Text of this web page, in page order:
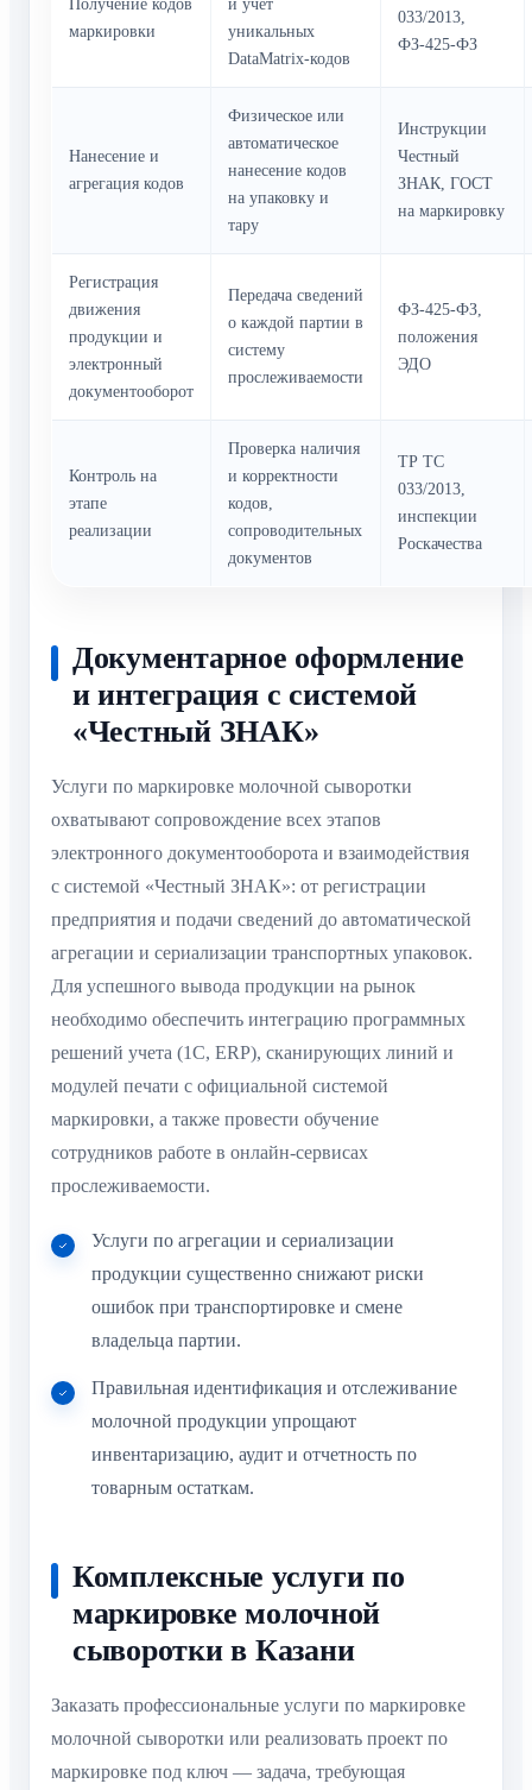
Получение кодов
маркировки
и учет
уникальных
DataMatrix-кодов
033/2013,
ФЗ-425-ФЗ
Нанесение и
агрегация кодов
Физическое или
автоматическое
нанесение кодов
на упаковку и
тару
Инструкции
Честный
ЗНАК, ГОСТ
на маркировку
Регистрация
движения
продукции и
электронный
документооборот
Передача сведений
о каждой партии в
систему
прослеживаемости
ФЗ-425-ФЗ,
положения
ЭДО
Контроль на
этапе
реализации
Проверка наличия
и корректности
кодов,
сопроводительных
документов
ТР ТС
033/2013,
инспекции
Роскачества
Документарное оформление
и интеграция с системой
«Честный ЗНАК»
Услуги по маркировке молочной сыворотки
охватывают сопровождение всех этапов
электронного документооборота и взаимодействия
с системой «Честный ЗНАК»: от регистрации
предприятия и подачи сведений до автоматической
агрегации и сериализации транспортных упаковок.
Для успешного вывода продукции на рынок
необходимо обеспечить интеграцию программных
решений учета (1С, ERP), сканирующих линий и
модулей печати с официальной системой
маркировки, а также провести обучение
сотрудников работе в онлайн-сервисах
прослеживаемости.
Услуги по агрегации и сериализации
продукции существенно снижают риски
ошибок при транспортировке и смене
владельца партии.
Правильная идентификация и отслеживание
молочной продукции упрощают
инвентаризацию, аудит и отчетность по
товарным остаткам.
Комплексные услуги по
маркировке молочной
сыворотки в Казани
Заказать профессиональные услуги по маркировке
молочной сыворотки или реализовать проект по
маркировке под ключ — задача, требующая